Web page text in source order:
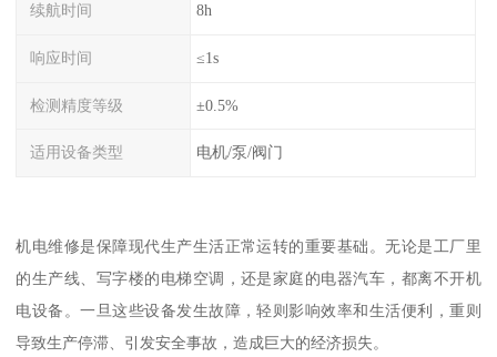
续航时间 8h
响应时间 ≤1s
检测精度等级 ±0.5%
适用设备类型 电机/泵/阀门
机电维修是保障现代生产生活正常运转的重要基础。无论是工厂里
的生产线、写字楼的电梯空调，还是家庭的电器汽车，都离不开机
电设备。一旦这些设备发生故障，轻则影响效率和生活便利，重则
导致生产停滞、引发安全事故，造成巨大的经济损失。